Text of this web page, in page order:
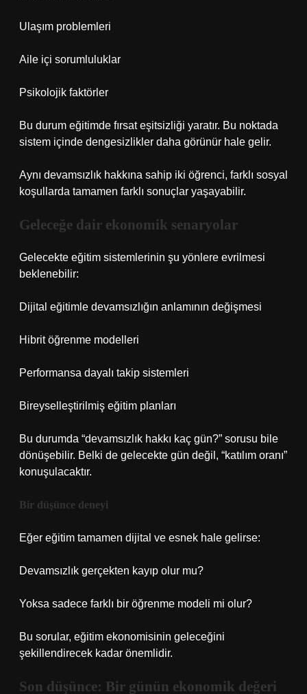
Ulaşım problemleri
Aile içi sorumluluklar
Psikolojik faktörler
Bu durum eğitimde fırsat eşitsizliği yaratır. Bu noktada
sistem içinde dengesizlikler daha görünür hale gelir.
Aynı devamsızlık hakkına sahip iki öğrenci, farklı sosyal
koşullarda tamamen farklı sonuçlar yaşayabilir.
Geleceğe dair ekonomik senaryolar
Gelecekte eğitim sistemlerinin şu yönlere evrilmesi
beklenebilir:
Dijital eğitimle devamsızlığın anlamının değişmesi
Hibrit öğrenme modelleri
Performansa dayalı takip sistemleri
Bireyselleştirilmiş eğitim planları
Bu durumda “devamsızlık hakkı kaç gün?” sorusu bile
dönüşebilir. Belki de gelecekte gün değil, “katılım oranı”
konuşulacaktır.
Bir düşünce deneyi
Eğer eğitim tamamen dijital ve esnek hale gelirse:
Devamsızlık gerçekten kayıp olur mu?
Yoksa sadece farklı bir öğrenme modeli mi olur?
Bu sorular, eğitim ekonomisinin geleceğini
şekillendirecek kadar önemlidir.
Son düşünce: Bir günün ekonomik değeri